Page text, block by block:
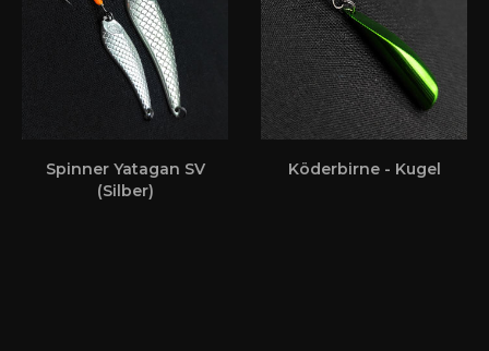
Spinner Yatagan SV
(Silber)
Köderbirne - Kugel